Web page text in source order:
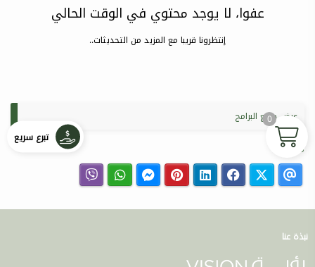
عفوا، لا يوجد محتوي في الوقت الحالي
إنتظرونا قريبا مع المزيد من التحديثات..
عرض جميع البرامج
مشاركة
نبذة عنا
تبرع سريع
0